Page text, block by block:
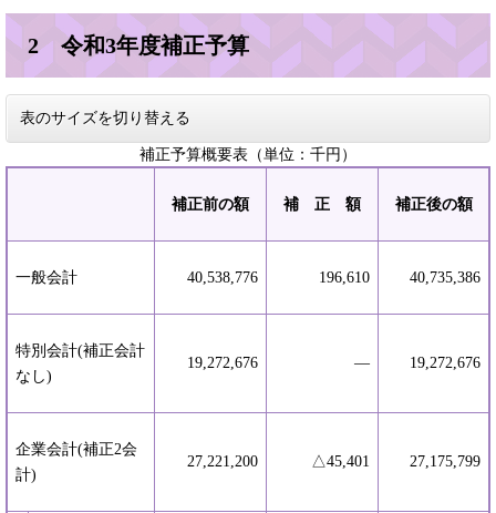
2 令和3年度補正予算
表のサイズを切り替える
補正予算概要表（単位：千円）
補正前の額 補 正 額 補正後の額
一般会計 40,538,776 196,610 40,735,386
特別会計(補正会計
なし)
19,272,676 ― 19,272,676
企業会計(補正2会
計)
27,221,200 △45,401 27,175,799